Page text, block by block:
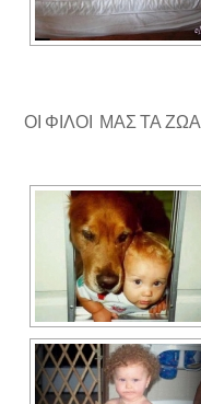
ΟΙ ΦΙΛΟΙ ΜΑΣ ΤΑ ΖΩΑ